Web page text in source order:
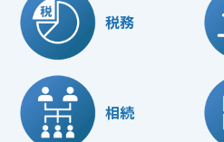
税務
相続